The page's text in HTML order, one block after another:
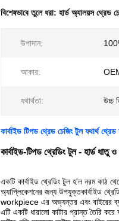
বিশেষভাবে তুলে ধরা: হার্ড অ্যালয়স থ্রেড
উপাদান:
আকার:
যথার্থতা: উচ্চ
কার্বাইড টিপড থ্রেড চেজিং টুল যথার্থ
কার্বাইড-টিপড থ্রেডিং টুল - হার্ড ধাতু ও
একটি কার্বাইড থ্রেডিং টুল হ'ল নরম কাঠ
অ্যাপ্লিকেশনের জন্য উপযুক্তকার্বাইড
workpiece এর অভ্যন্তর এবং বাইরের
এটি একটি ধারালো কাটার প্রান্ত তৈরি করে